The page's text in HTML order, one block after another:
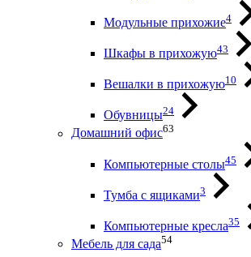
Модульные прихожие4
Шкафы в прихожую43
Вешалки в прихожую10
Обувницы24
Домашний офис63
Компьютерные столы45
Тумба с ящиками3
Компьютерные кресла35
Мебель для сада54